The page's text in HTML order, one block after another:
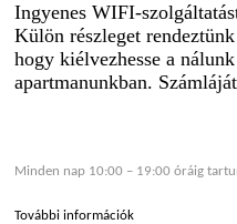
Ingyenes WIFI-
Külön részleget
hogy kiélvezhesse a
apartmanunkban.
Minden nap 10:00 – 19:00 óráig
További információk